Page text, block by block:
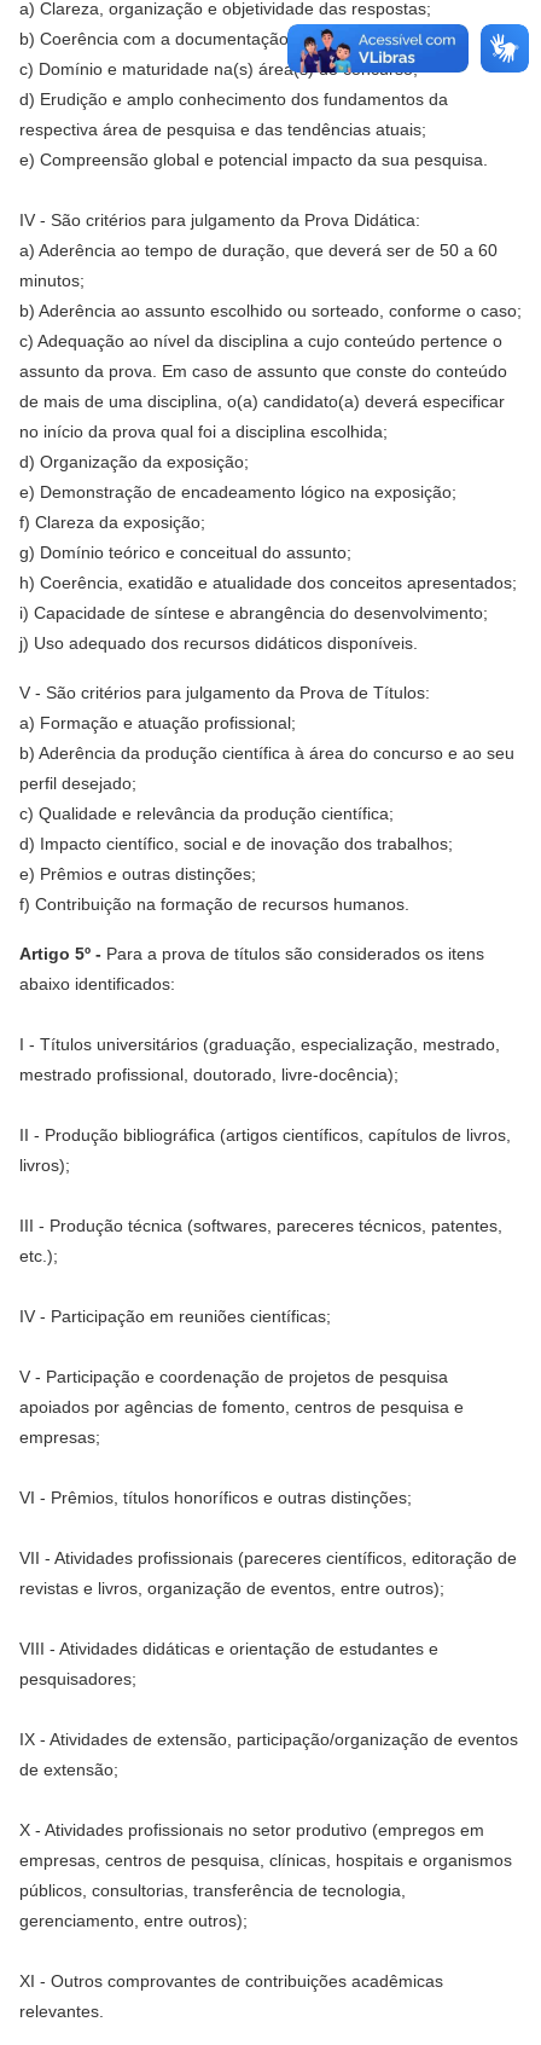
a) Clareza, organização e objetividade das respostas;
b) Coerência com a documentação apresentada;
c) Domínio e maturidade na(s) área(s) do concurso;
d) Erudição e amplo conhecimento dos fundamentos da
respectiva área de pesquisa e das tendências atuais;
e) Compreensão global e potencial impacto da sua pesquisa.
IV - São critérios para julgamento da Prova Didática:
a) Aderência ao tempo de duração, que deverá ser de 50 a 60
minutos;
b) Aderência ao assunto escolhido ou sorteado, conforme o caso;
c) Adequação ao nível da disciplina a cujo conteúdo pertence o
assunto da prova. Em caso de assunto que conste do conteúdo
de mais de uma disciplina, o(a) candidato(a) deverá especificar
no início da prova qual foi a disciplina escolhida;
d) Organização da exposição;
e) Demonstração de encadeamento lógico na exposição;
f) Clareza da exposição;
g) Domínio teórico e conceitual do assunto;
h) Coerência, exatidão e atualidade dos conceitos apresentados;
i) Capacidade de síntese e abrangência do desenvolvimento;
j) Uso adequado dos recursos didáticos disponíveis.
V - São critérios para julgamento da Prova de Títulos:
a) Formação e atuação profissional;
b) Aderência da produção científica à área do concurso e ao seu
perfil desejado;
c) Qualidade e relevância da produção científica;
d) Impacto científico, social e de inovação dos trabalhos;
e) Prêmios e outras distinções;
f) Contribuição na formação de recursos humanos.
Artigo 5º - Para a prova de títulos são considerados os itens
abaixo identificados:
I - Títulos universitários (graduação, especialização, mestrado,
mestrado profissional, doutorado, livre-docência);
II - Produção bibliográfica (artigos científicos, capítulos de livros,
livros);
III - Produção técnica (softwares, pareceres técnicos, patentes,
etc.);
IV - Participação em reuniões científicas;
V - Participação e coordenação de projetos de pesquisa
apoiados por agências de fomento, centros de pesquisa e
empresas;
VI - Prêmios, títulos honoríficos e outras distinções;
VII - Atividades profissionais (pareceres científicos, editoração de
revistas e livros, organização de eventos, entre outros);
VIII - Atividades didáticas e orientação de estudantes e
pesquisadores;
IX - Atividades de extensão, participação/organização de eventos
de extensão;
X - Atividades profissionais no setor produtivo (empregos em
empresas, centros de pesquisa, clínicas, hospitais e organismos
públicos, consultorias, transferência de tecnologia,
gerenciamento, entre outros);
XI - Outros comprovantes de contribuições acadêmicas
relevantes.